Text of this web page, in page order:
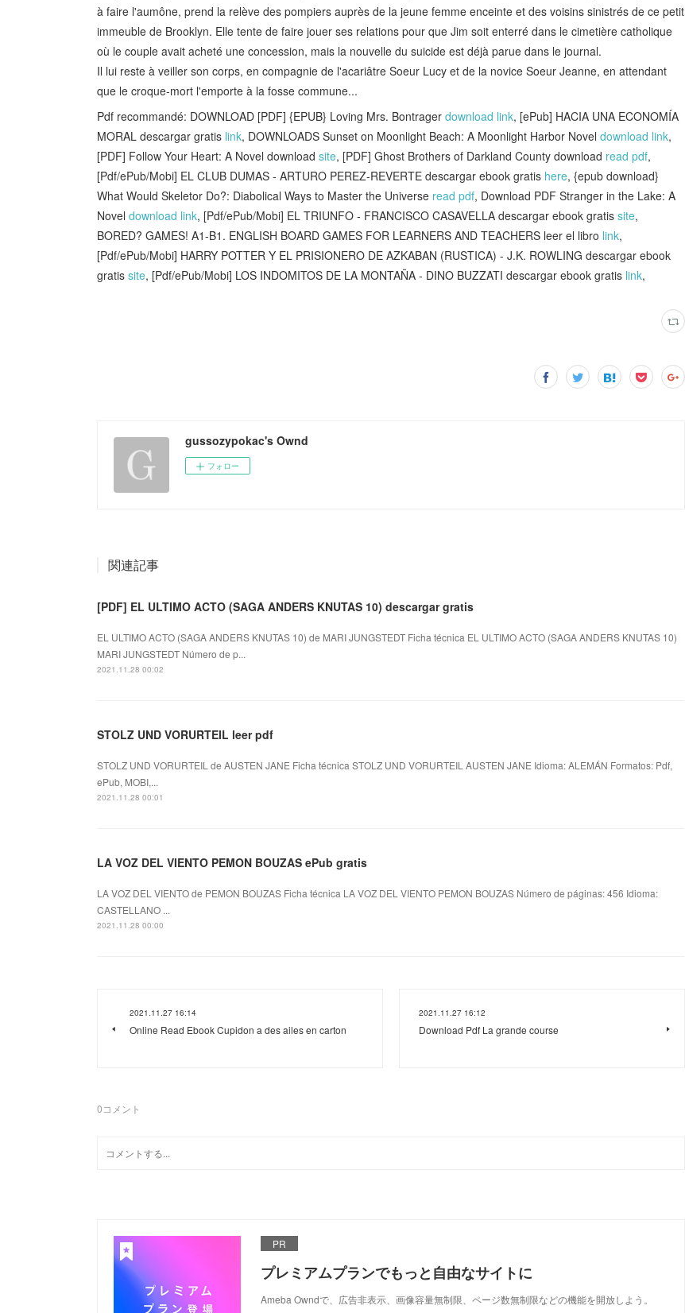
à faire l'aumône, prend la relève des pompiers auprès de la jeune femme enceinte et des voisins sinistrés de ce petit
immeuble de Brooklyn. Elle tente de faire jouer ses relations pour que Jim soit enterré dans le cimetière catholique
où le couple avait acheté une concession, mais la nouvelle du suicide est déjà parue dans le journal.
Il lui reste à veiller son corps, en compagnie de l'acariâtre Soeur Lucy et de la novice Soeur Jeanne, en attendant
que le croque-mort l'emporte à la fosse commune...
Pdf recommandé: DOWNLOAD [PDF] {EPUB} Loving Mrs. Bontrager download link, [ePub] HACIA UNA ECONOMÍA
MORAL descargar gratis link, DOWNLOADS Sunset on Moonlight Beach: A Moonlight Harbor Novel download link,
[PDF] Follow Your Heart: A Novel download site, [PDF] Ghost Brothers of Darkland County download read pdf,
[Pdf/ePub/Mobi] EL CLUB DUMAS - ARTURO PEREZ-REVERTE descargar ebook gratis here, {epub download}
What Would Skeletor Do?: Diabolical Ways to Master the Universe read pdf, Download PDF Stranger in the Lake: A
Novel download link, [Pdf/ePub/Mobi] EL TRIUNFO - FRANCISCO CASAVELLA descargar ebook gratis site,
BORED? GAMES! A1-B1. ENGLISH BOARD GAMES FOR LEARNERS AND TEACHERS leer el libro link,
[Pdf/ePub/Mobi] HARRY POTTER Y EL PRISIONERO DE AZKABAN (RUSTICA) - J.K. ROWLING descargar ebook
gratis site, [Pdf/ePub/Mobi] LOS INDOMITOS DE LA MONTAÑA - DINO BUZZATI descargar ebook gratis link,
gussozypokac's Ownd
フォロー
関連記事
[PDF] EL ULTIMO ACTO (SAGA ANDERS KNUTAS 10) descargar gratis
EL ULTIMO ACTO (SAGA ANDERS KNUTAS 10) de MARI JUNGSTEDT Ficha técnica EL ULTIMO ACTO (SAGA ANDERS KNUTAS 10)
MARI JUNGSTEDT Número de p...
2021.11.28 00:02
STOLZ UND VORURTEIL leer pdf
STOLZ UND VORURTEIL de AUSTEN JANE Ficha técnica STOLZ UND VORURTEIL AUSTEN JANE Idioma: ALEMÁN Formatos: Pdf,
ePub, MOBI,...
2021.11.28 00:01
LA VOZ DEL VIENTO PEMON BOUZAS ePub gratis
LA VOZ DEL VIENTO de PEMON BOUZAS Ficha técnica LA VOZ DEL VIENTO PEMON BOUZAS Número de páginas: 456 Idioma:
CASTELLANO ...
2021.11.28 00:00
2021.11.27 16:14
Online Read Ebook Cupidon a des ailes en carton
2021.11.27 16:12
Download Pdf La grande course
0コメント
PR
プレミアムプランでもっと自由なサイトに
Ameba Owndで、広告非表示、画像容量無制限、ページ数無制限などの機能を開放しよう。